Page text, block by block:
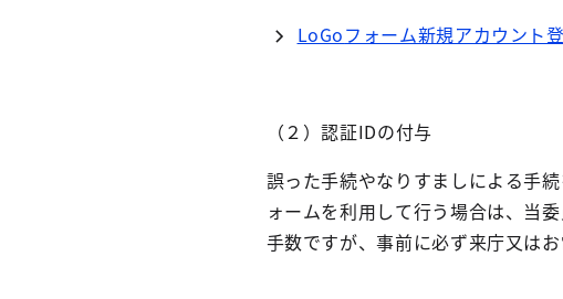
LoGoフォーム新規アカウント
（２）認証IDの付与
誤った手続やなりすましによる手
ォームを利用して行う場合は、当
手数ですが、事前に必ず来庁又は